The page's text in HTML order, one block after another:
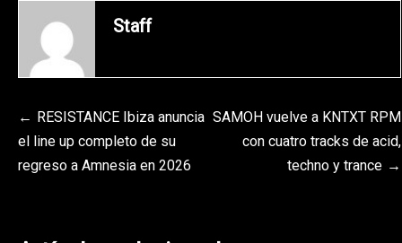
Staff
Navegación
de
RESISTANCE Ibiza anuncia
el line up completo de su
regreso a Amnesia en 2026
SAMOH vuelve a KNTXT RPM
con cuatro tracks de acid,
techno y trance